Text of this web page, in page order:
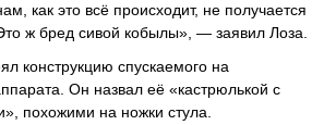
как это всё происходит, не получается
ж бред сивой кобылы», — заявил Лоза.
конструкцию спускаемого на
Он назвал её «кастрюлькой с
похожими на ножки стула.